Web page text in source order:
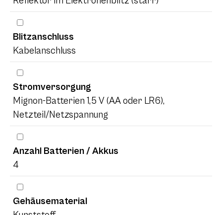
Blitzanschluss
Kabelanschluss
Stromversorgung
Mignon-Batterien 1,5 V (AA oder LR6),
Netzteil/Netzspannung
Anzahl Batterien / Akkus
4
Gehäusematerial